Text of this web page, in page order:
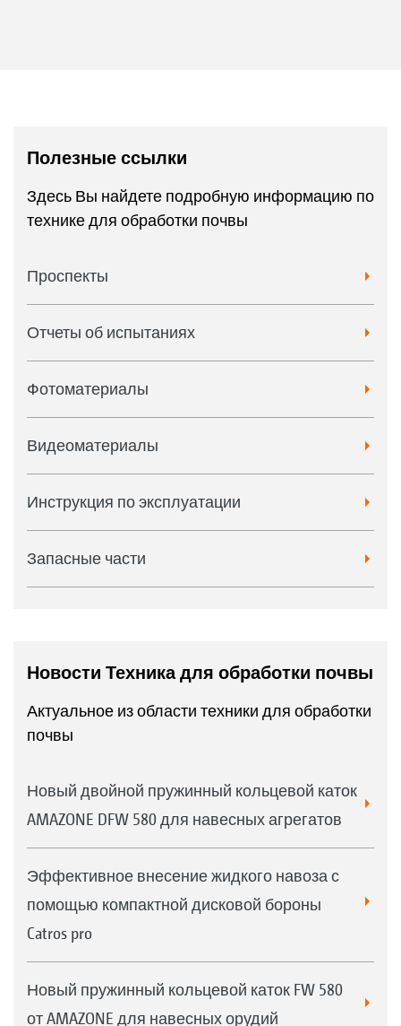
Полезные ссылки
Здесь Вы найдете подробную информацию по
технике для обработки почвы
Проспекты
Отчеты об испытаниях
Фотоматериалы
Видеоматериалы
Инструкция по эксплуатации
Запасные части
Новости Техника для обработки почвы
Актуальное из области техники для обработки
почвы
Новый двойной пружинный кольцевой каток
AMAZONE DFW 580 для навесных агрегатов
Эффективное внесение жидкого навоза с
помощью компактной дисковой бороны
Catros pro
Новый пружинный кольцевой каток FW 580
от AMAZONE для навесных орудий